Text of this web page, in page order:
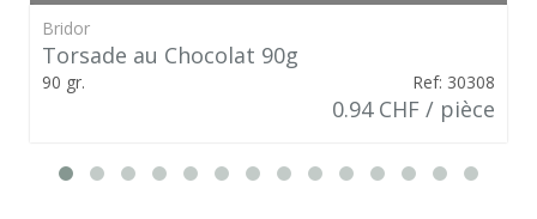
Bridor
Torsade au Chocolat 90g
90 gr. Ref: 30308
0.94 CHF / pièce